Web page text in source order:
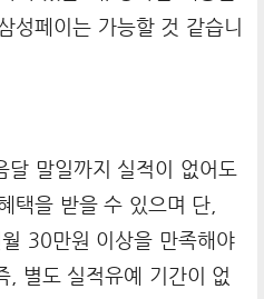
성페이는 가능할 것 같습니
달 말일까지 실적이 없어도
택을 받을 수 있으며 단,
30만원 이상을 만족해야
, 별도 실적유예 기간이 없